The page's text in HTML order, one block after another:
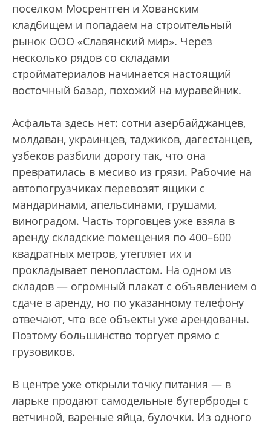
поселком Мосрентген и Хованским
кладбищем и попадаем на строительный
рынок ООО «Славянский мир». Через
несколько рядов со складами
стройматериалов начинается настоящий
восточный базар, похожий на муравейник.
Асфальта здесь нет: сотни азербайджанцев,
молдаван, украинцев, таджиков, дагестанцев,
узбеков разбили дорогу так, что она
превратилась в месиво из грязи. Рабочие на
автопогрузчиках перевозят ящики с
мандаринами, апельсинами, грушами,
виноградом. Часть торговцев уже взяла в
аренду складские помещения по 400–600
квадратных метров, утепляет их и
прокладывает пенопластом. На одном из
складов — огромный плакат с объявлением о
сдаче в аренду, но по указанному телефону
отвечают, что все объекты уже арендованы.
Поэтому большинство торгует прямо с
грузовиков.
В центре уже открыли точку питания — в
ларьке продают самодельные бутерброды с
ветчиной, вареные яйца, булочки. Из одного